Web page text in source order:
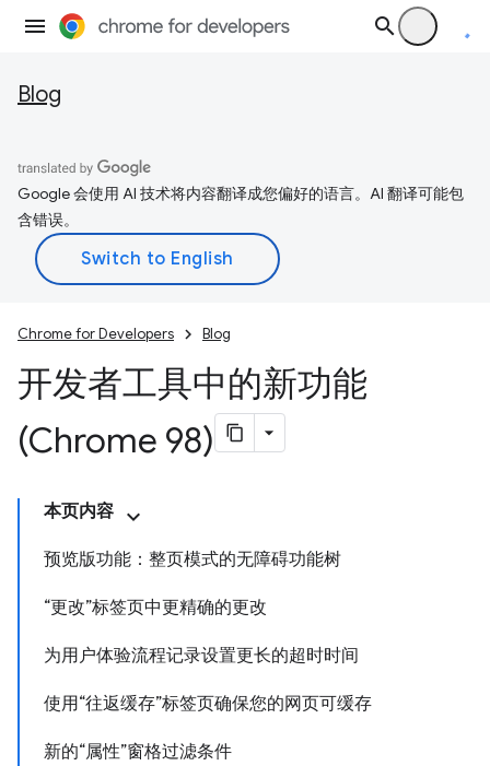
Blog
Google 会使用 AI 技术将内容翻译成您偏好的语言。AI 翻译可能包
含错误。
Chrome for Developers Blog
开发者工具中的新功能
(Chrome 98)
本页内容
预览版功能：整页模式的无障碍功能树
“更改”标签页中更精确的更改
为用户体验流程记录设置更长的超时时间
使用“往返缓存”标签页确保您的网页可缓存
新的“属性”窗格过滤条件